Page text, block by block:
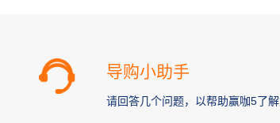
导购小助手
请回答几个问题，以帮助赢咖5了